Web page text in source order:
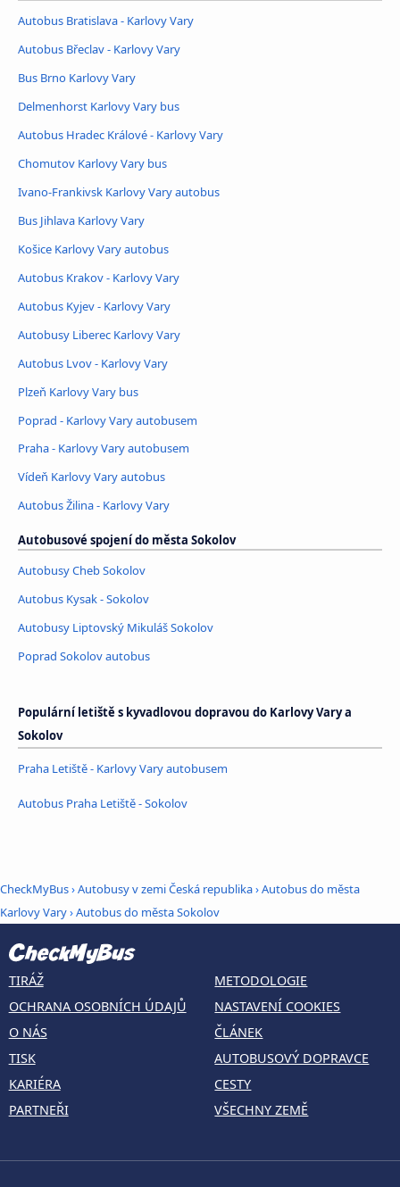
Autobus Bratislava - Karlovy Vary
Autobus Břeclav - Karlovy Vary
Bus Brno Karlovy Vary
Delmenhorst Karlovy Vary bus
Autobus Hradec Králové - Karlovy Vary
Chomutov Karlovy Vary bus
Ivano-Frankivsk Karlovy Vary autobus
Bus Jihlava Karlovy Vary
Košice Karlovy Vary autobus
Autobus Krakov - Karlovy Vary
Autobus Kyjev - Karlovy Vary
Autobusy Liberec Karlovy Vary
Autobus Lvov - Karlovy Vary
Plzeň Karlovy Vary bus
Poprad - Karlovy Vary autobusem
Praha - Karlovy Vary autobusem
Vídeň Karlovy Vary autobus
Autobus Žilina - Karlovy Vary
Autobusové spojení do města Sokolov
Autobusy Cheb Sokolov
Autobus Kysak - Sokolov
Autobusy Liptovský Mikuláš Sokolov
Poprad Sokolov autobus
Populární letiště s kyvadlovou dopravou do Karlovy Vary a
Sokolov
Praha Letiště - Karlovy Vary autobusem
Autobus Praha Letiště - Sokolov
CheckMyBus›Autobusy v zemi Česká republika›Autobus do města
Karlovy Vary›Autobus do města Sokolov
TIRÁŽ
OCHRANA OSOBNÍCH ÚDAJŮ
O NÁS
TISK
KARIÉRA
PARTNEŘI
METODOLOGIE
NASTAVENÍ COOKIES
ČLÁNEK
AUTOBUSOVÝ DOPRAVCE
CESTY
VŠECHNY ZEMĚ